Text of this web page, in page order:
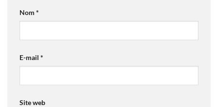
Nom *
E-mail *
Site web